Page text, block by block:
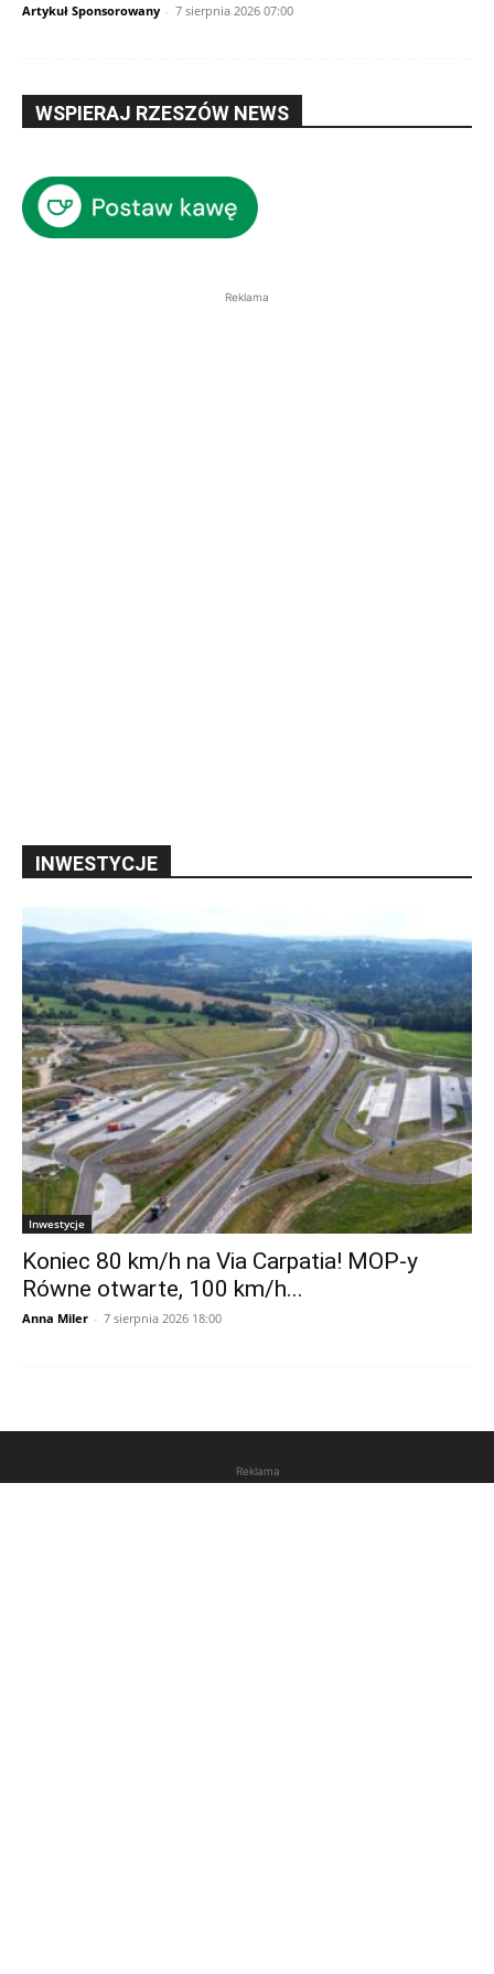
Artykuł Sponsorowany - 7 sierpnia 2026 07:00
WSPIERAJ RZESZÓW NEWS
Reklama
INWESTYCJE
Inwestycje
Koniec 80 km/h na Via Carpatia! MOP-y
Równe otwarte, 100 km/h...
Anna Miler - 7 sierpnia 2026 18:00
Reklama